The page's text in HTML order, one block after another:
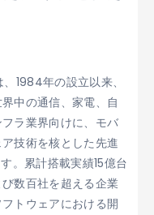
1984年の設立以来、
中の通信、家電、自
ラ業界向けに、モバ
技術を核とした先進
。累計搭載実績15億台
数百社を超える企業
トウェアにおける開